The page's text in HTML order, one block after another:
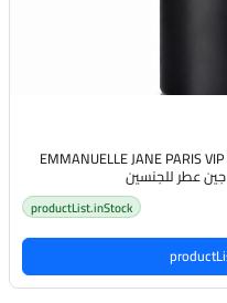
EMMANUELLE JANE PARIS VIP ROSE & PEAR VELOURS ROSE EAU DE
productList.inStock